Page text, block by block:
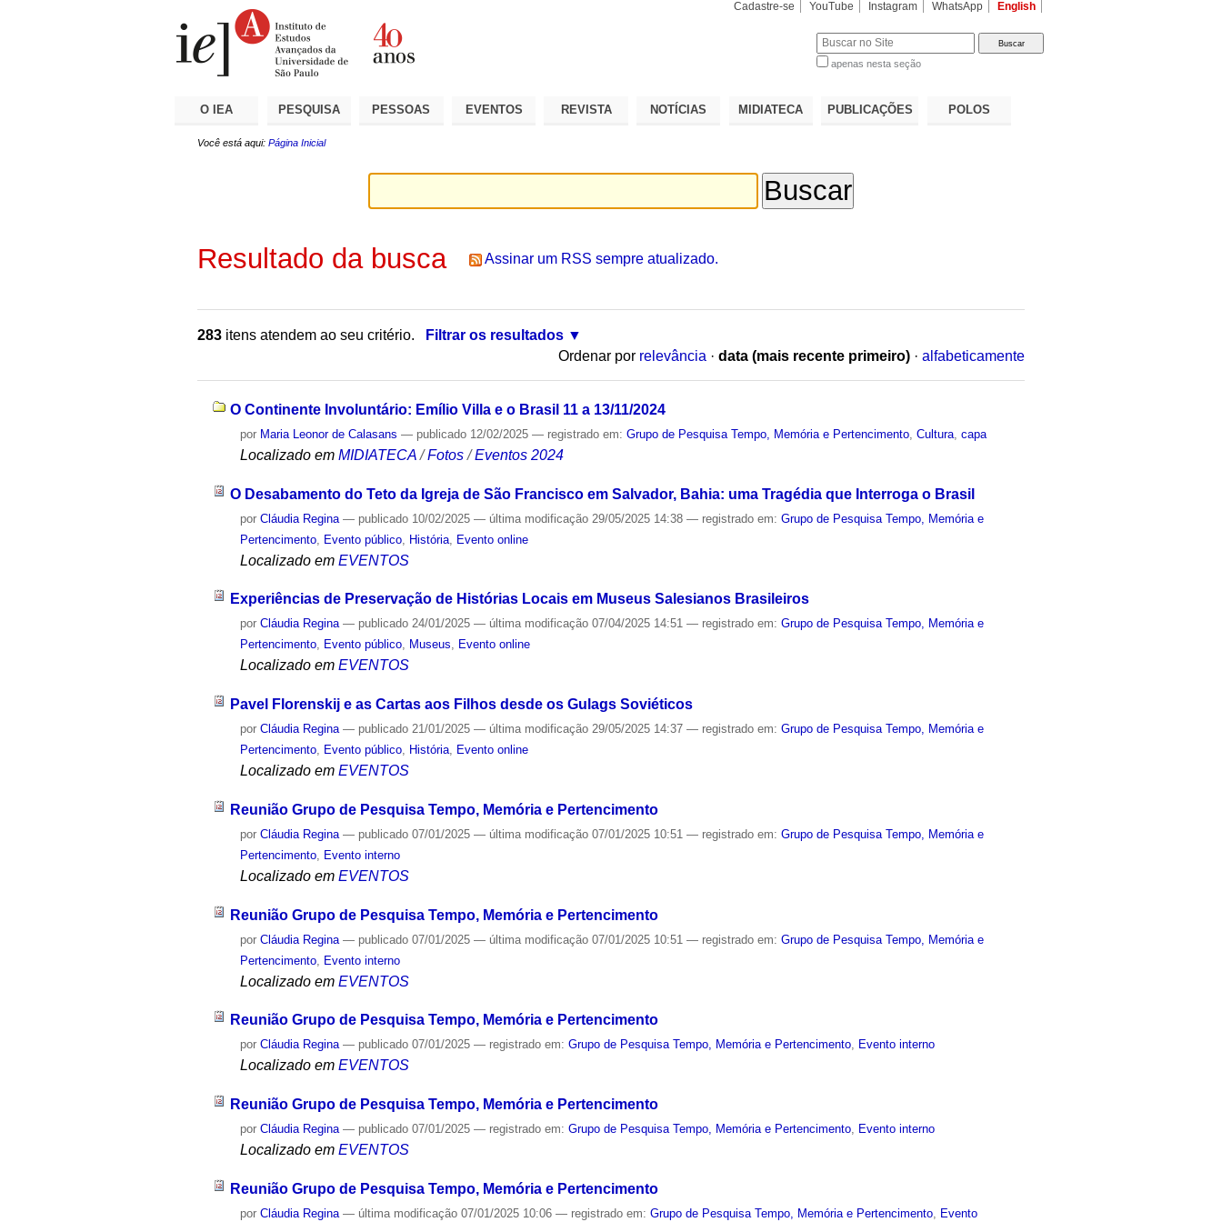
Cadastre-se YouTube Instagram WhatsApp English
apenas nesta seção
O IEA PESQUISA PESSOAS EVENTOS REVISTA NOTÍCIAS MIDIATECA PUBLICAÇÕES POLOS
Você está aqui: Página Inicial
Resultado da busca Assinar um RSS sempre atualizado.
283 itens atendem ao seu critério.
Filtrar os resultados
Ordenar por relevância · data (mais recente primeiro) · alfabeticamente
O Continente Involuntário: Emílio Villa e o Brasil 11 a 13/11/2024
por Maria Leonor de Calasans — publicado 12/02/2025— registrado em:Grupo de Pesquisa Tempo, Memória e Pertencimento ,Cultura ,capa
Localizado em MIDIATECA /Fotos /Eventos 2024
O Desabamento do Teto da Igreja de São Francisco em Salvador, Bahia: uma Tragédia que Interroga o Brasil
porCláudia Regina — publicado 10/02/2025— última modificação 29/05/2025 14:38— registrado em:Grupo de Pesquisa Tempo, Memória e
Pertencimento Evento público História Evento online
Localizado em EVENTOS
Experiências de Preservação de Histórias Locais em Museus Salesianos Brasileiros
porCláudia Regina — publicado 24/01/2025— última modificação 07/04/2025 14:51— registrado em:Grupo de Pesquisa Tempo, Memória e
Pertencimento, Evento público, Museus, Evento online
Localizado em EVENTOS
Pavel Florenskij e as Cartas aos Filhos desde os Gulags Soviéticos
porCláudia Regina — publicado 21/01/2025— última modificação 29/05/2025 14:37— registrado em:Grupo de Pesquisa Tempo, Memória e
Pertencimento, Evento público, História, Evento online
Localizado em EVENTOS
Reunião Grupo de Pesquisa Tempo, Memória e Pertencimento
porCláudia Regina — publicado 07/01/2025— última modificação 07/01/2025 10:51— registrado em:Grupo de Pesquisa Tempo, Memória e
Pertencimento
Evento interno
Localizado em EVENTOS
Reunião Grupo de Pesquisa Tempo, Memória e Pertencimento
porCláudia Regina — publicado 07/01/2025— última modificação 07/01/2025 10:51— registrado em:Grupo de Pesquisa Tempo, Memória e
Pertencimento Evento interno
Localizado em EVENTOS
Reunião Grupo de Pesquisa Tempo, Memória e Pertencimento
porCláudia Regina — publicado 07/01/2025— registrado em:Grupo de Pesquisa Tempo, Memória e Pertencimento, Evento interno
Localizado em EVENTOS
Reunião Grupo de Pesquisa Tempo, Memória e Pertencimento
porCláudia Regina — publicado 07/01/2025— registrado em:Grupo de Pesquisa Tempo, Memória e Pertencimento Evento interno
Localizado em EVENTOS
Reunião Grupo de Pesquisa Tempo, Memória e Pertencimento
porCláudia Regina — última modificação 07/01/2025 10:06— registrado em:Grupo de Pesquisa Tempo, Memória e Pertencimento Evento